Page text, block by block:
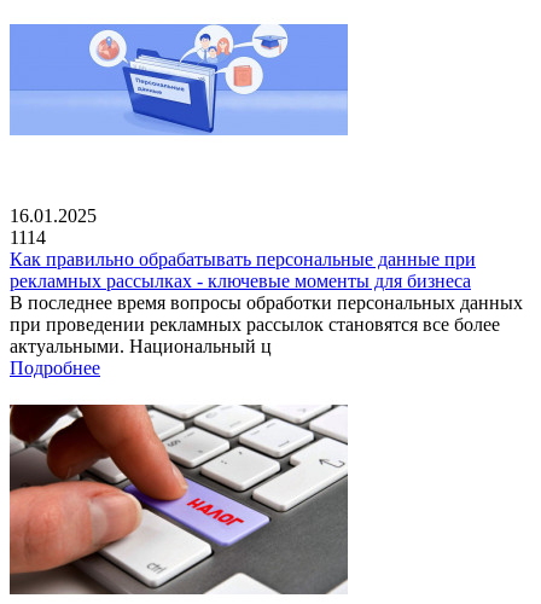
16.01.2025
1114
Как правильно обрабатывать персональные данные при
рекламных рассылках - ключевые моменты для бизнеса
В последнее время вопросы обработки персональных данных
при проведении рекламных рассылок становятся все более
актуальными. Национальный ц
Подробнее